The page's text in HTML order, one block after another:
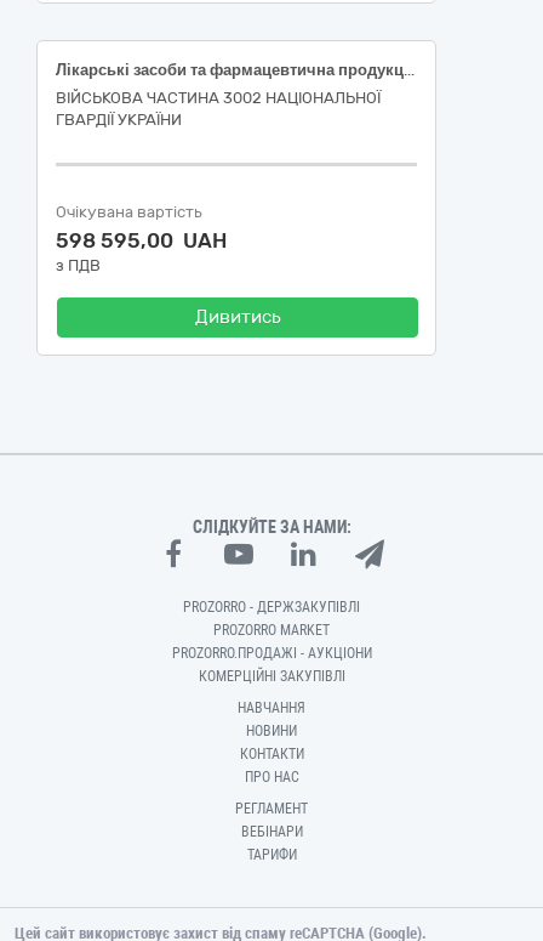
Лікарські засоби та фармацевтична продукція
ВІЙСЬКОВА ЧАСТИНА 3002 НАЦІОНАЛЬНОЇ
ГВАРДІЇ УКРАЇНИ
Очікувана вартість
598 595,00 UAH
з ПДВ
Дивитись
СЛІДКУЙТЕ ЗА НАМИ:
PROZORRO - ДЕРЖЗАКУПІВЛІ
PROZORRO MARKET
PROZORRO.ПРОДАЖІ - АУКЦІОНИ
КОМЕРЦІЙНІ ЗАКУПІВЛІ
НАВЧАННЯ
НОВИНИ
КОНТАКТИ
ПРО НАС
РЕГЛАМЕНТ
ВЕБІНАРИ
ТАРИФИ
Цей сайт використовує захист від спаму reCAPTCHA (Google).